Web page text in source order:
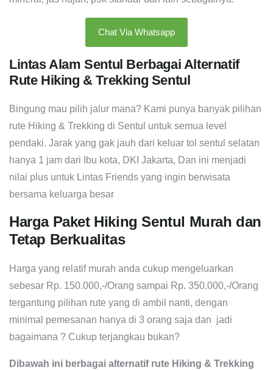
Chat Via Whatsapp
Lintas Alam Sentul Berbagai Alternatif
Rute Hiking & Trekking Sentul
Bingung mau pilih jalur mana? Kami punya banyak pilihan
rute Hiking & Trekking di Sentul untuk semua level
pendaki. Jarak yang gak jauh dari keluar tol sentul selatan
hanya 1 jam dari Ibu kota, DKI Jakarta, Dan ini menjadi
nilai plus untuk Lintas Friends yang ingin berwisata
bersama keluarga besar
Harga Paket Hiking Sentul Murah dan
Tetap Berkualitas
Harga yang relatif murah anda cukup mengeluarkan
sebesar Rp. 150.000,-/Orang sampai Rp. 350.000,-/Orang
tergantung pilihan rute yang di ambil nanti, dengan
minimal pemesanan hanya di 3 orang saja dan jadi
bagaimana ? Cukup terjangkau bukan?
Dibawah ini berbagai alternatif rute Hiking & Trekking